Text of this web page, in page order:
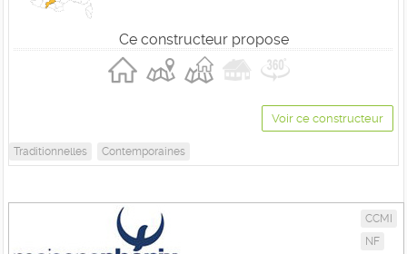
Ce constructeur propose
Voir ce constructeur
Traditionnelles Contemporaines
CCMI
NF